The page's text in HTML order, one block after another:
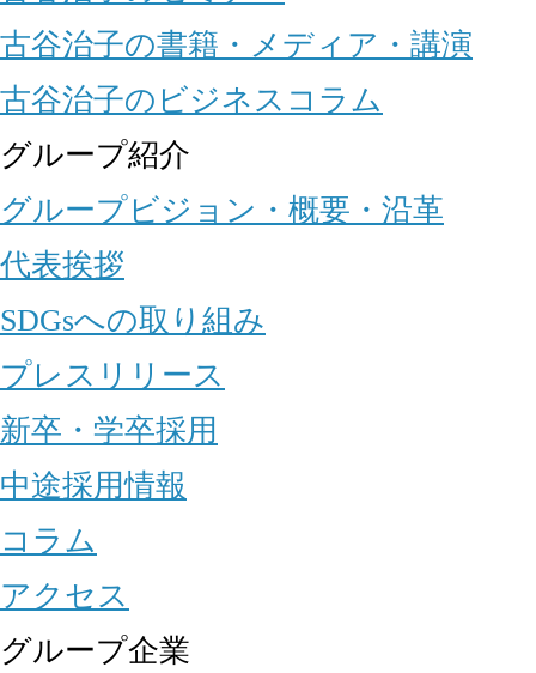
古谷治子の書籍・メディア・講演
古谷治子のビジネスコラム
グループ紹介
グループビジョン・概要・沿革
代表挨拶
SDGsへの取り組み
プレスリリース
新卒・学卒採用
中途採用情報
コラム
アクセス
グループ企業